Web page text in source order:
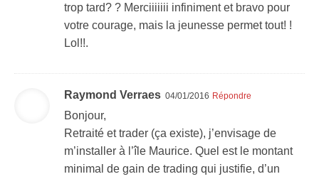
trop tard? ? Merciiiiiii infiniment et bravo pour
votre courage, mais la jeunesse permet tout! !
Lol!!.
Raymond Verraes 04/01/2016 Répondre
Bonjour,
Retraité et trader (ça existe), j’envisage de
m’installer à l’île Maurice. Quel est le montant
minimal de gain de trading qui justifie, d’un